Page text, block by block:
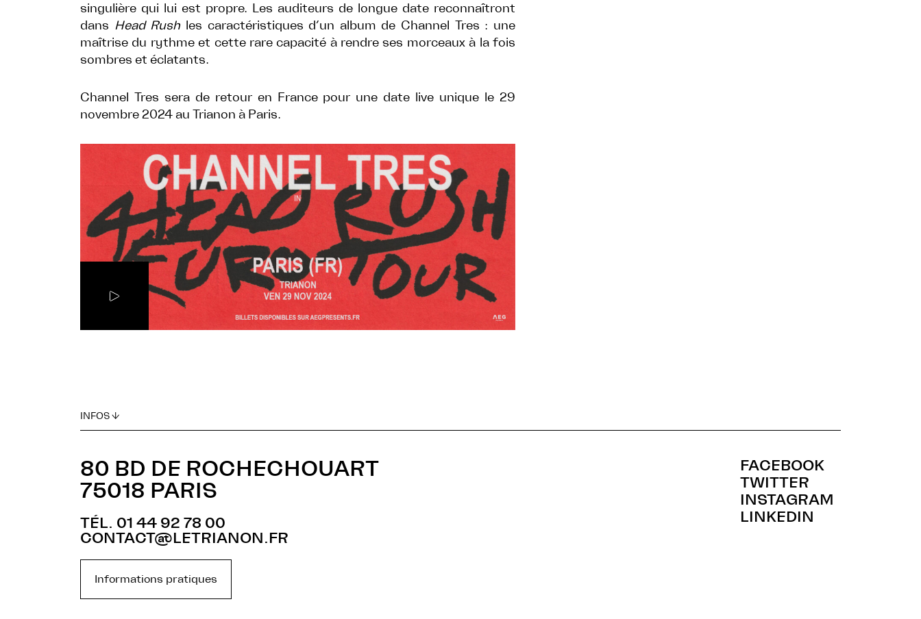
singulière qui lui est propre. Les auditeurs de longue date reconnaîtront
dans Head Rush les caractéristiques d’un album de Channel Tres : une
maîtrise du rythme et cette rare capacité à rendre ses morceaux à la fois
sombres et éclatants.
Channel Tres sera de retour en France pour une date live unique le 29
novembre 2024 au Trianon à Paris.
INFOS ↓
80 BD DE ROCHECHOUART
75018 PARIS
TÉL. 01 44 92 78 00
CONTACT@LETRIANON.FR
Informations pratiques
FACEBOOK
TWITTER
INSTAGRAM
LINKEDIN